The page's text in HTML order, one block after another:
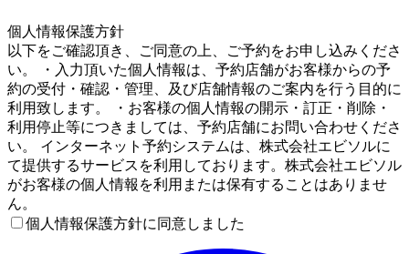
個人情報保護方針
以下をご確認頂き、ご同意の上、ご予約をお申し込みくださ
い。 ・入力頂いた個人情報は、予約店舗がお客様からの予
約の受付・確認・管理、及び店舗情報のご案内を行う目的に
利用致します。 ・お客様の個人情報の開示・訂正・削除・
利用停止等につきましては、予約店舗にお問い合わせくださ
い。 インターネット予約システムは、株式会社エビソルに
て提供するサービスを利用しております。株式会社エビソル
がお客様の個人情報を利用または保有することはありませ
ん。
個人情報保護方針に同意しました